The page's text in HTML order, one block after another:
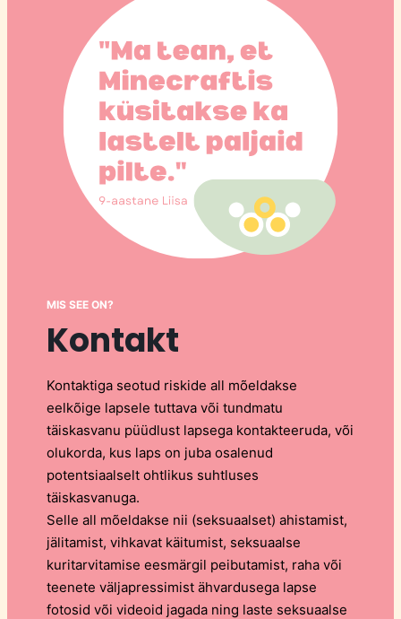
MIS SEE ON?
Kontakt
Kontaktiga seotud riskide all mõeldakse
eelkõige lapsele tuttava või tundmatu
täiskasvanu püüdlust lapsega kontakteeruda, või
olukorda, kus laps on juba osalenud
potentsiaalselt ohtlikus suhtluses
täiskasvanuga.
Selle all mõeldakse nii (seksuaalset) ahistamist,
jälitamist, vihkavat käitumist, seksuaalse
kuritarvitamise eesmärgil peibutamist, raha või
teenete väljapressimist ähvardusega lapse
fotosid või videoid jagada ning laste seksuaalse